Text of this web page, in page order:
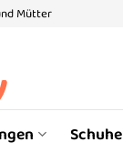
Mütter
Schuhe